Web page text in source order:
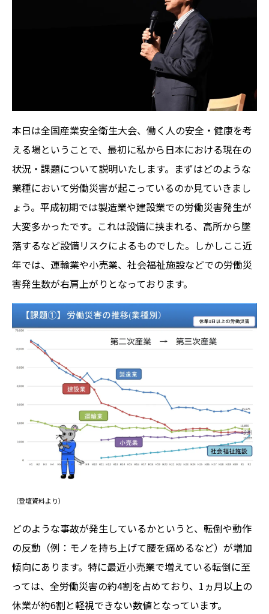
本日は全国産業安全衛生大会、働く人の安全・健康を考
える場ということで、最初に私から日本における現在の
状況・課題について説明いたします。まずはどのような
業種において労働災害が起こっているのか見ていきまし
ょう。平成初期では製造業や建設業での労働災害発生が
大変多かったです。これは設備に挟まれる、高所から墜
落するなど設備リスクによるものでした。しかしここ近
年では、運輸業や小売業、社会福祉施設などでの労働災
害発生数が右肩上がりとなっております。
（登壇資料より）
どのような事故が発生しているかというと、転倒や動作
の反動（例：モノを持ち上げて腰を痛めるなど）が増加
傾向にあります。特に最近小売業で増えている転倒に至
っては、全労働災害の約4割を占めており、1ヵ月以上の
休業が約6割と軽視できない数値となっています。